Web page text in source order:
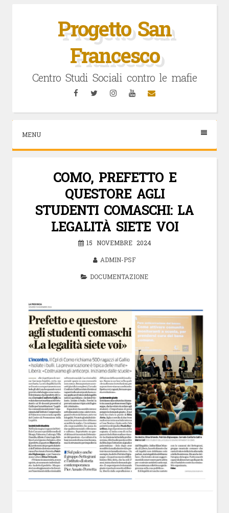
Progetto San
Francesco
Centro Studi Sociali contro le mafie
FacebookTwitterInstagramYouTubeEmail
MENU
COMO, PREFETTO E
QUESTORE AGLI
STUDENTI COMASCHI: LA
LEGALITÀ SIETE VOI
15 NOVEMBRE 2024
ADMIN-PSF
DOCUMENTAZIONE